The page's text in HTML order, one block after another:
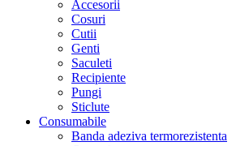
Accesorii
Cosuri
Cutii
Genti
Saculeti
Recipiente
Pungi
Sticlute
Consumabile
Banda adeziva termorezistenta